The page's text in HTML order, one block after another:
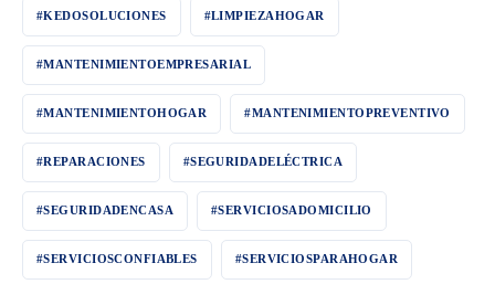
#KEDOSOLUCIONES #LIMPIEZAHOGAR
#MANTENIMIENTOEMPRESARIAL
#MANTENIMIENTOHOGAR #MANTENIMIENTOPREVENTIVO
#REPARACIONES #SEGURIDADELÉCTRICA
#SEGURIDADENCASA #SERVICIOSADOMICILIO
#SERVICIOSCONFIABLES #SERVICIOSPARAHOGAR